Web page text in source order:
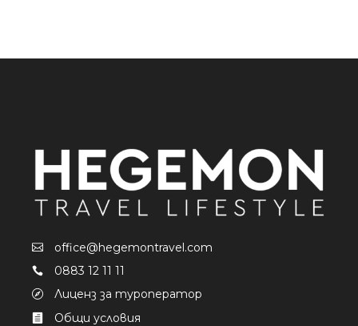
office@hegemontravel.com
0883 12 11 11
Лиценз за туроператор
Общи условия